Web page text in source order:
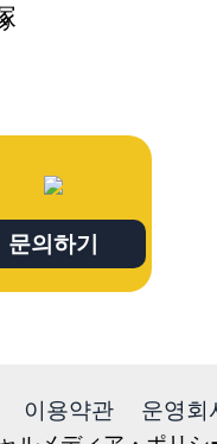
문의하기
이용약관 운영회